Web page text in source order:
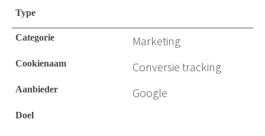
Marketing
Conversie tracking
Google